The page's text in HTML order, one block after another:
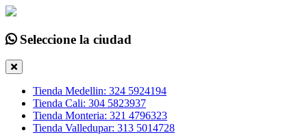
Seleccione la ciudad
Tienda Medellin: 324 5924194
Tienda Cali: 304 5823937
Tienda Monteria: 321 4796323
Tienda Valledupar: 313 5014728